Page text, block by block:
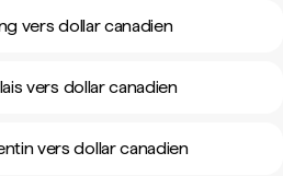
vers dollar canadien
vers dollar canadien
vers dollar canadien